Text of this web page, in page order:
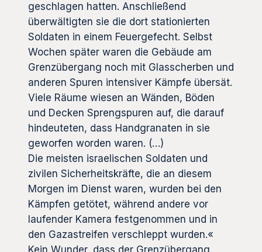
geschlagen hatten. Anschließend
überwältigten sie die dort stationierten
Soldaten in einem Feuergefecht. Selbst
Wochen später waren die Gebäude am
Grenzübergang noch mit Glasscherben und
anderen Spuren intensiver Kämpfe übersät.
Viele Räume wiesen an Wänden, Böden
und Decken Sprengspuren auf, die darauf
hindeuteten, dass Handgranaten in sie
geworfen worden waren. (…)
Die meisten israelischen Soldaten und
zivilen Sicherheitskräfte, die an diesem
Morgen im Dienst waren, wurden bei den
Kämpfen getötet, während andere vor
laufender Kamera festgenommen und in
den Gazastreifen verschleppt wurden.«